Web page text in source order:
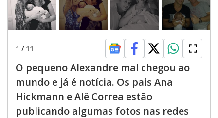
1 / 11
O pequeno Alexandre mal chegou ao
mundo e já é notícia. Os pais Ana
Hickmann e Alê Correa estão
publicando algumas fotos nas redes